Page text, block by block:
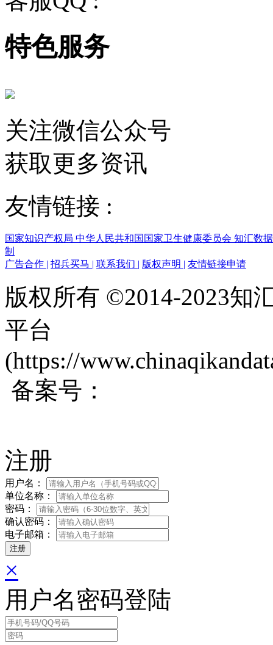
特色服务
关注微信公众号
获取更多资讯
友情链接 :
国家知识产权局 中华人民共和国国家卫生健康委员会 知汇数
制
广告合作 | 招兵买马 | 联系我们 | 版权声明 | 友情链接申请
版权所有 ©2014-2023知
平台
(https://
备案号：
注册
用户名：
单位名称：
密码：
确认密码：
电子邮箱：
×
用户名密码登陆